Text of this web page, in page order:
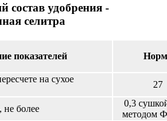
состав удобрения -
селитра
показателей
на сухое
27
не более
0,3
методом